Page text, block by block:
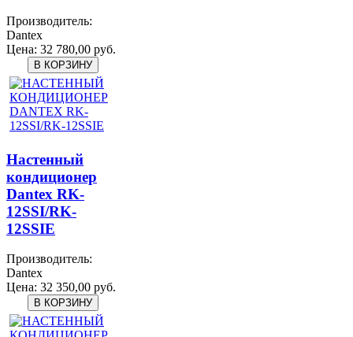
Производитель:
Dantex
Цена: 32 780,00 руб.
Настенный
кондиционер
Dantex RK-
12SSI/RK-
12SSIЕ
Производитель:
Dantex
Цена: 32 350,00 руб.